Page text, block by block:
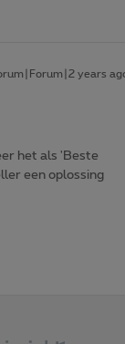
years
het als 'Beste
een oplossing